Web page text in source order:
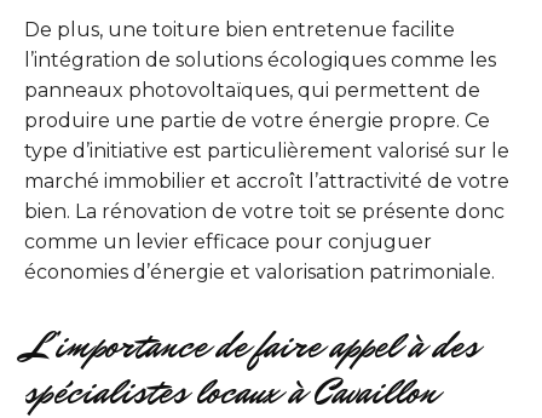
De plus, une toiture bien entretenue facilite
l’intégration de solutions écologiques comme les
panneaux photovoltaïques, qui permettent de
produire une partie de votre énergie propre. Ce
type d’initiative est particulièrement valorisé sur le
marché immobilier et accroît l’attractivité de votre
bien. La rénovation de votre toit se présente donc
comme un levier efficace pour conjuguer
économies d’énergie et valorisation patrimoniale.
L’importance de faire appel à des
spécialistes locaux à Cavaillon